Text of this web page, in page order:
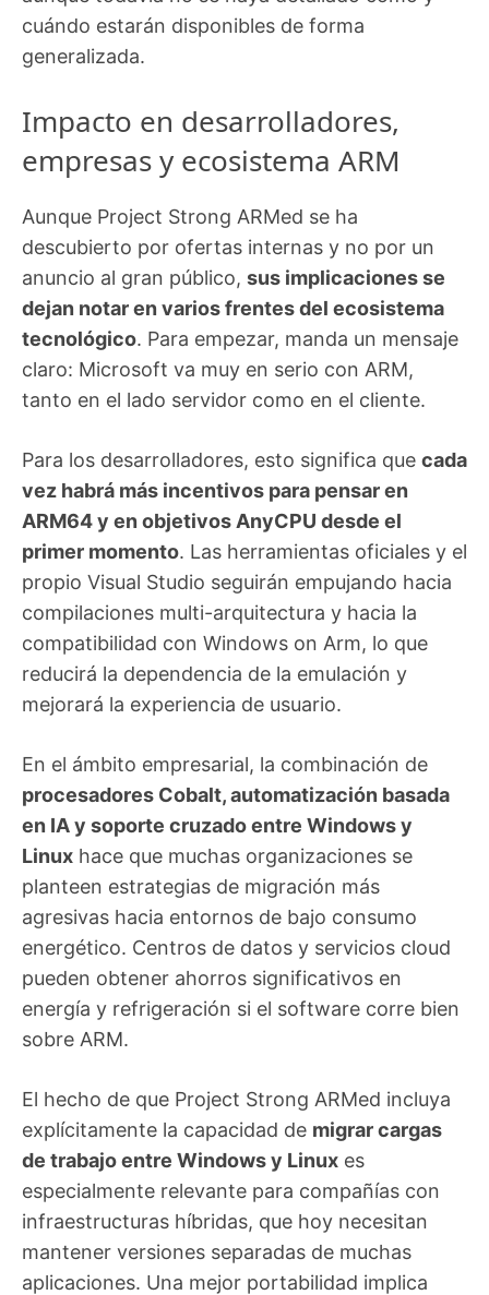
cuándo estarán disponibles de forma
generalizada.
Impacto en desarrolladores,
empresas y ecosistema ARM
Aunque Project Strong ARMed se ha
descubierto por ofertas internas y no por un
anuncio al gran público, sus implicaciones se
dejan notar en varios frentes del ecosistema
tecnológico. Para empezar, manda un mensaje
claro: Microsoft va muy en serio con ARM,
tanto en el lado servidor como en el cliente.
Para los desarrolladores, esto significa que cada
vez habrá más incentivos para pensar en
ARM64 y en objetivos AnyCPU desde el
primer momento. Las herramientas oficiales y el
propio Visual Studio seguirán empujando hacia
compilaciones multi-arquitectura y hacia la
compatibilidad con Windows on Arm, lo que
reducirá la dependencia de la emulación y
mejorará la experiencia de usuario.
En el ámbito empresarial, la combinación de
procesadores Cobalt, automatización basada
en IA y soporte cruzado entre Windows y
Linux hace que muchas organizaciones se
planteen estrategias de migración más
agresivas hacia entornos de bajo consumo
energético. Centros de datos y servicios cloud
pueden obtener ahorros significativos en
energía y refrigeración si el software corre bien
sobre ARM.
El hecho de que Project Strong ARMed incluya
explícitamente la capacidad de migrar cargas
de trabajo entre Windows y Linux es
especialmente relevante para compañías con
infraestructuras híbridas, que hoy necesitan
mantener versiones separadas de muchas
aplicaciones. Una mejor portabilidad implica